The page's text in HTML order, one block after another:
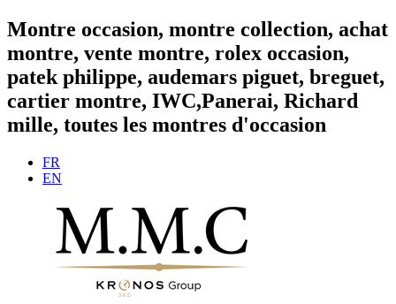
Montre occasion, montre collection, achat
montre, vente montre, rolex occasion,
patek philippe, audemars piguet, breguet,
cartier montre, IWC,Panerai, Richard
mille, toutes les montres d'occasion
FR
EN